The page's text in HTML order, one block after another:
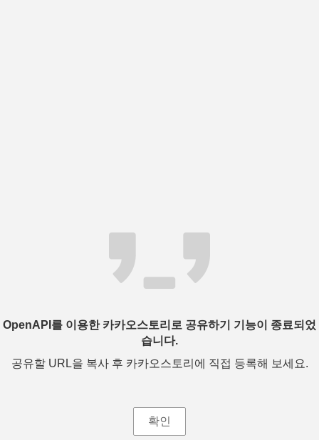
OpenAPI를 이용한 카카오스토리로 공유하기 기능이 종료되었
습니다.
공유할 URL을 복사 후 카카오스토리에 직접 등록해 보세요.
확인